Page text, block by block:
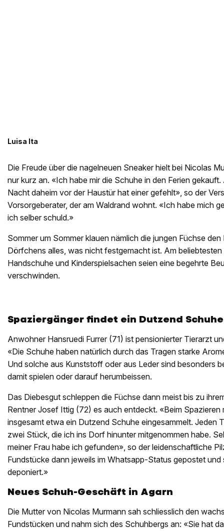
Luisa Ita
Die Freude über die nagelneuen Sneaker hielt bei Nicolas
nur kurz an. «Ich habe mir die Schuhe in den Ferien
Nacht daheim vor der Haustür hat einer gefehlt», so der
Vorsorgeberater, der am Waldrand wohnt. «Ich habe mich
ich selber schuld.»
Sommer um Sommer klauen nämlich die jungen Füchse
Dörfchens alles, was nicht festgemacht ist. Am
Handschuhe und Kinderspielsachen seien eine begehrte
verschwinden.
Spaziergänger findet ein Dutzend
Anwohner Hansruedi Furrer (71) ist pensionierter Tierarzt
«Die Schuhe haben natürlich durch das Tragen starke
Und solche aus Kunststoff oder aus Leder sind besonders
damit spielen oder darauf herumbeissen.
Das Diebesgut schleppen die Füchse dann meist bis zu
Rentner Josef Ittig (72) es auch entdeckt. «Beim Spazieren
insgesamt etwa ein Dutzend Schuhe eingesammelt. Jeden
zwei Stück, die ich ins Dorf hinunter mitgenommen habe.
meiner Frau habe ich gefunden», so der leidenschaftliche
Fundstücke dann jeweils im Whatsapp-Status gepostet und
deponiert.»
Neues Schuh-Geschäft in Agarn
Die Mutter von Nicolas Murmann sah schliesslich den
Fundstücken und nahm sich des Schuhbergs an: «Sie hat